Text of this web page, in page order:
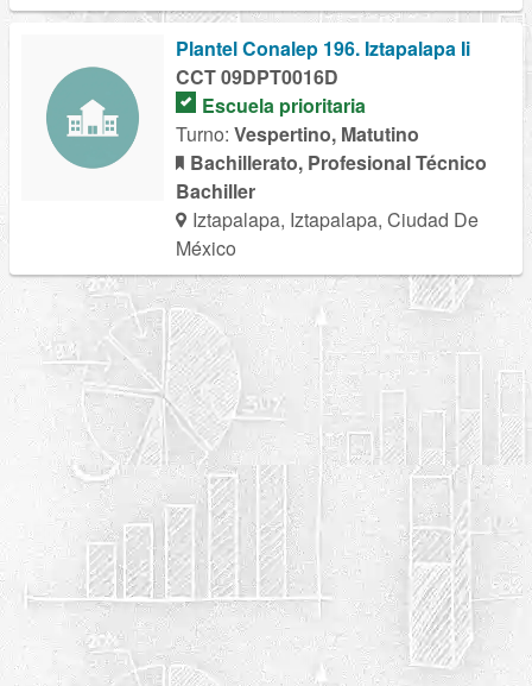
Plantel Conalep 196. Iztapalapa Ii
CCT 09DPT0016D
Escuela prioritaria
Turno: Vespertino, Matutino
Bachillerato, Profesional Técnico
Bachiller
Iztapalapa, Iztapalapa, Ciudad De
México